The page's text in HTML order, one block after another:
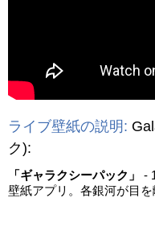
ライブ壁紙の説明:
ク):
「ギャラクシーパック」
-
壁紙アプリ。各銀河が目を